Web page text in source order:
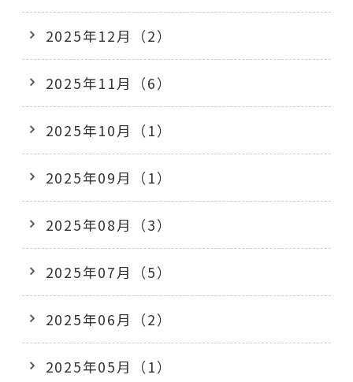
2025年12月（2）
2025年11月（6）
2025年10月（1）
2025年09月（1）
2025年08月（3）
2025年07月（5）
2025年06月（2）
2025年05月（1）